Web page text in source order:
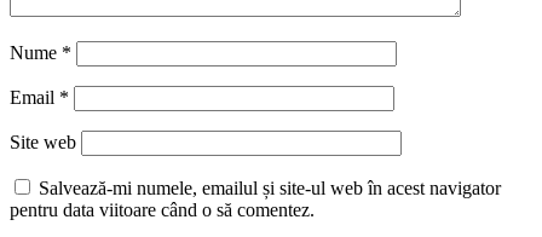
Nume *
Email *
Site web
Salvează-mi numele, emailul și site-ul web în acest navigator
pentru data viitoare când o să comentez.